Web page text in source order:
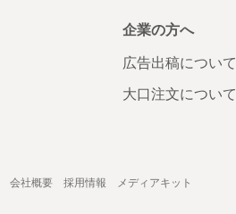
企業の方へ
広告出稿について
大口注文について
会社概要 採用情報 メディアキット